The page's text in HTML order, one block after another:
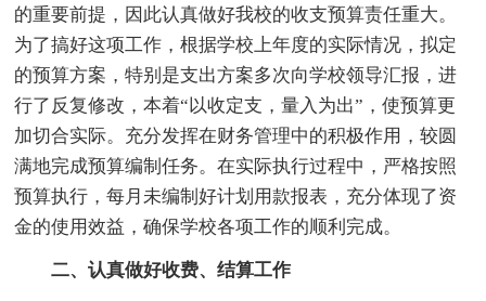
的重要前提，因此认真做好我校的收支预算责任重大。
为了搞好这项工作，根据学校上年度的实际情况，拟定
的预算方案，特别是支出方案多次向学校领导汇报，进
行了反复修改，本着“以收定支，量入为出”，使预算更
加切合实际。充分发挥在财务管理中的积极作用，较圆
满地完成预算编制任务。在实际执行过程中，严格按照
预算执行，每月未编制好计划用款报表，充分体现了资
金的使用效益，确保学校各项工作的顺利完成。
二、认真做好收费、结算工作